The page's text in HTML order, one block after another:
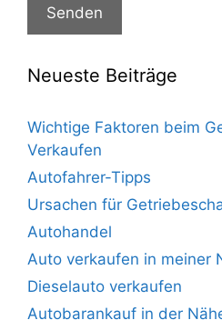
Neueste Beiträge
Wichtige Faktoren beim
Verkaufen
Autofahrer-Tipps
Ursachen für
Autohandel
Auto verkaufen in meiner
Dieselauto verkaufen
Autobarankauf in der